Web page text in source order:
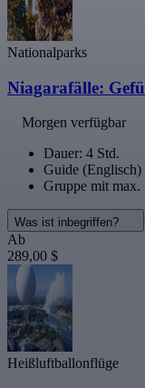
Nationalparks
Niagarafälle:
Morgen verfügbar
Dauer: 4 Std.
Guide (Englisch)
Gruppe mit max.
Was ist inbegriffen?
Ab
289,00 $
Heißluftballonflüge